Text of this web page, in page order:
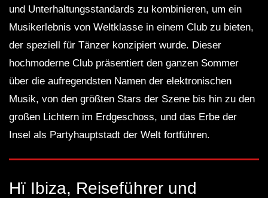
und Unterhaltungsstandards zu kombinieren, um ein
Musikerlebnis von Weltklasse in einem Club zu bieten,
der speziell für Tänzer konzipiert wurde. Dieser
hochmoderne Club präsentiert den ganzen Sommer
über die aufregendsten Namen der elektronischen
Musik, von den größten Stars der Szene bis hin zu den
großen Lichtern im Erdgeschoss, und das Erbe der
Insel als Partyhauptstadt der Welt fortführen.
Hï Ibiza, Reiseführer und